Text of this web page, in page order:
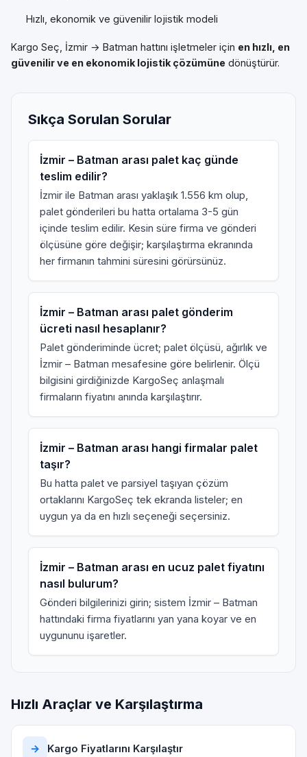
Hızlı, ekonomik ve güvenilir lojistik modeli
Kargo Seç, İzmir → Batman hattını işletmeler için en hızlı, en
güvenilir ve en ekonomik lojistik çözümüne dönüştürür.
Sıkça Sorulan Sorular
İzmir – Batman arası palet kaç günde
teslim edilir?
İzmir ile Batman arası yaklaşık 1.556 km olup,
palet gönderileri bu hatta ortalama 3-5 gün
içinde teslim edilir. Kesin süre firma ve gönderi
ölçüsüne göre değişir; karşılaştırma ekranında
her firmanın tahmini süresini görürsünüz.
İzmir – Batman arası palet gönderim
ücreti nasıl hesaplanır?
Palet gönderiminde ücret; palet ölçüsü, ağırlık ve
İzmir – Batman mesafesine göre belirlenir. Ölçü
bilgisini girdiğinizde KargoSeç anlaşmalı
firmaların fiyatını anında karşılaştırır.
İzmir – Batman arası hangi firmalar palet
taşır?
Bu hatta palet ve parsiyel taşıyan çözüm
ortaklarını KargoSeç tek ekranda listeler; en
uygun ya da en hızlı seçeneği seçersiniz.
İzmir – Batman arası en ucuz palet fiyatını
nasıl bulurum?
Gönderi bilgilerinizi girin; sistem İzmir – Batman
hattındaki firma fiyatlarını yan yana koyar ve en
uygununu işaretler.
Hızlı Araçlar ve Karşılaştırma
→ Kargo Fiyatlarını Karşılaştır